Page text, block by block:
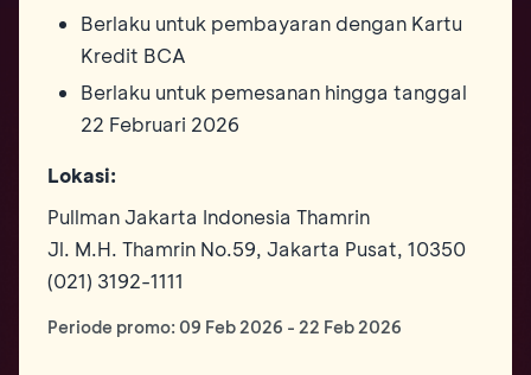
Berlaku untuk pembayaran dengan Kartu
Kredit BCA
Berlaku untuk pemesanan hingga tanggal
22 Februari 2026
Lokasi:
Pullman Jakarta Indonesia Thamrin
Jl. M.H. Thamrin No.59, Jakarta Pusat, 10350
(021) 3192-1111
Periode promo: 09 Feb 2026 - 22 Feb 2026